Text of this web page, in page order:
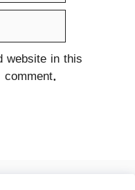
website in this